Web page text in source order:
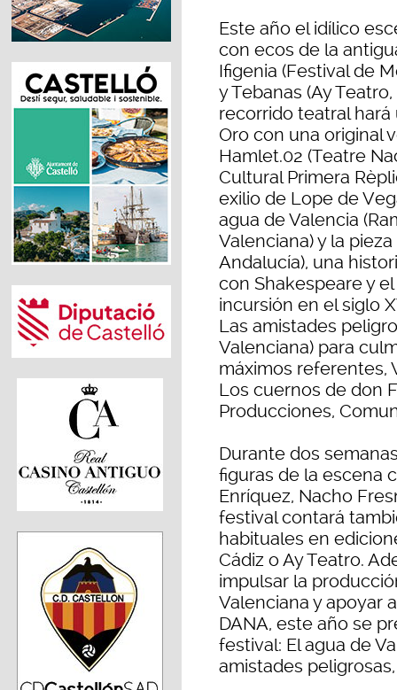
Este año el idílico
con ecos de la
Ifigenia (Festival de
y Tebanas (Ay
recorrido teatral hará
Oro con una original
Hamlet.02 (Teatre
Cultural Primera
exilio de Lope de
agua de Valencia
Valenciana) y la
Andalucía), una
con Shakespeare y
incursión en el siglo
Las amistades
Valenciana) para
máximos referentes,
Los cuernos de don
Producciones,
Durante dos
figuras de la escena
Enríquez, Nacho
festival contará
habituales en
Cádiz o Ay Teatro.
impulsar la
Valenciana y apoyar
DANA, este año se
festival: El agua de
amistades